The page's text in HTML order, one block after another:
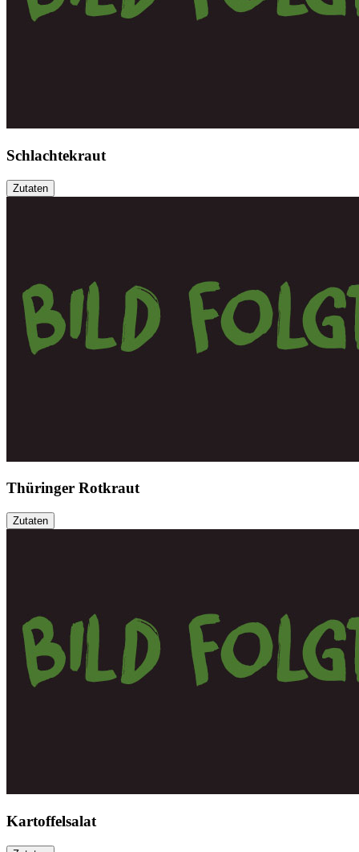
Schlachtekraut
Zutaten
Thüringer Rotkraut
Zutaten
Kartoffelsalat